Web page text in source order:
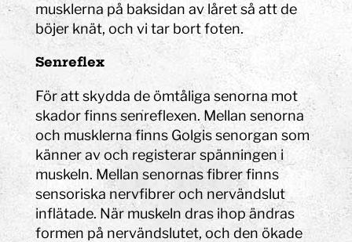
musklerna på baksidan av låret så att de
böjer knät, och vi tar bort foten.
Senreflex
För att skydda de ömtåliga senorna mot
skador finns senreflexen. Mellan senorna
och musklerna finns Golgis senorgan som
känner av och registerar spänningen i
muskeln. Mellan senornas fibrer finns
sensoriska nervfibrer och nervändslut
inflätade. När muskeln dras ihop ändras
formen på nervändslutet, och den ökade